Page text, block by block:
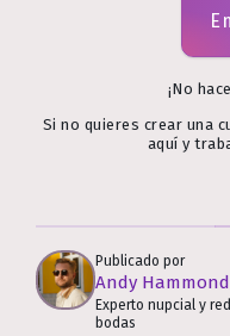
¡No
Si no quieres crear una
aquí y
Publicado por
Andy Hammond
Experto nupcial y
bodas